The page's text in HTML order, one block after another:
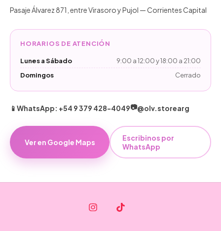
Pasaje Álvarez 871, entre Virasoro y Pujol — Corrientes Capital
HORARIOS DE ATENCIÓN
Lunes a Sábado
9:00 a 12:00 y 18:00 a 21:00
Domingos
Cerrado
📱 WhatsApp: +54 9 379 428-4049📷@olv.storearg
Ver en Google Maps
Escribinos por
WhatsApp